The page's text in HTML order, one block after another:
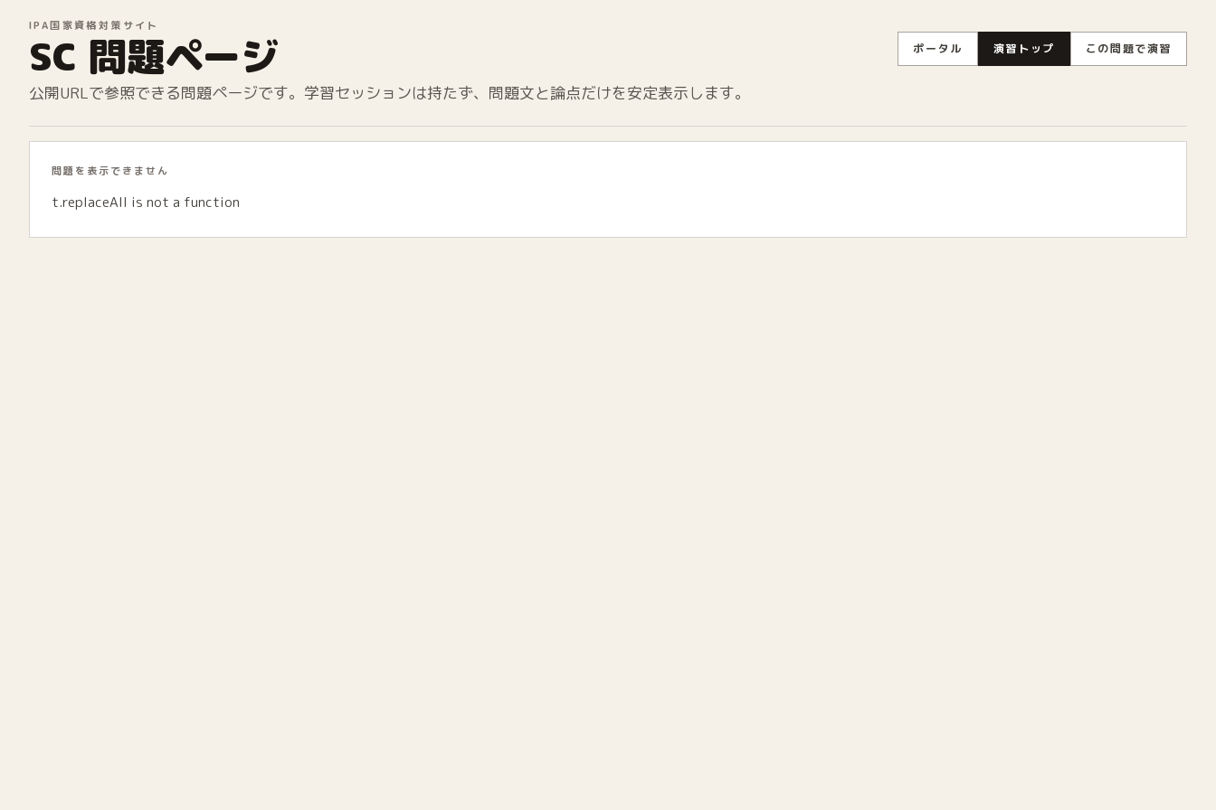
IPA国家資格対策サイト
SC 問題ページ ポータル 演習トップ この問題で演習
公開URLで参照できる問題ページです。学習セッションは持たず、問題文と論点だけを安定表示します。
問題を表示できません
t.replaceAll is not a function